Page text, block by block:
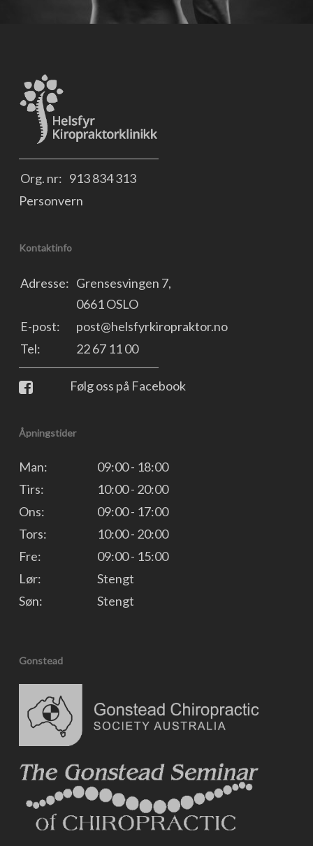
Org. nr: 913 834 313
Personvern
Kontaktinfo
Adresse: Grensesvingen 7,
0661 OSLO
E-post:
post@helsfyrkiropraktor.no
Tel:
22 67 11 00
Følg oss på Facebook
Åpningstider
Man:
09:00 - 18:00
Tirs:
10:00 - 20:00
Ons:
09:00 - 17:00
Tors:
10:00 - 20:00
Fre:
09:00 - 15:00
Lør:
Stengt
Søn:
Stengt
Gonstead